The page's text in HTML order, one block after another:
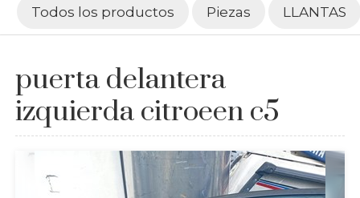
Todos los productos Piezas LLANTAS
puerta delantera
izquierda citroeen c5